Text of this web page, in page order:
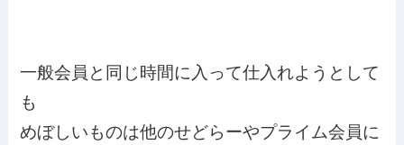
一般会員と同じ時間に入って仕入れようとして
も
めぼしいものは他のせどらーやプライム会員に